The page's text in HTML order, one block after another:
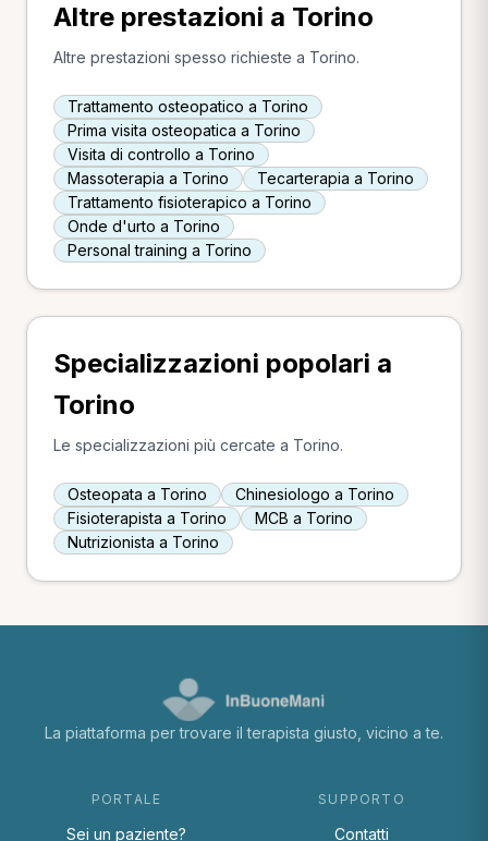
Altre prestazioni a Torino
Altre prestazioni spesso richieste a Torino.
Trattamento osteopatico a Torino
Prima visita osteopatica a Torino
Visita di controllo a Torino
Massoterapia a Torino
Tecarterapia a Torino
Trattamento fisioterapico a Torino
Onde d'urto a Torino
Personal training a Torino
Specializzazioni popolari a
Torino
Le specializzazioni più cercate a Torino.
Osteopata a Torino
Chinesiologo a Torino
Fisioterapista a Torino
MCB a Torino
Nutrizionista a Torino
La piattaforma per trovare il terapista giusto, vicino a te.
PORTALE
Sei un paziente?
SUPPORTO
Contatti